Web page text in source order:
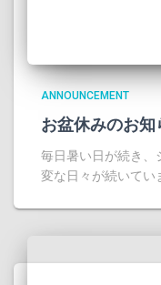
ANNOUNCEMENT
お盆休みのお知
毎日暑い日が続き、
変な日々が続いてい